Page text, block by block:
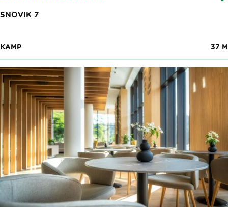
SNOVIK 7
KAMP 37 M